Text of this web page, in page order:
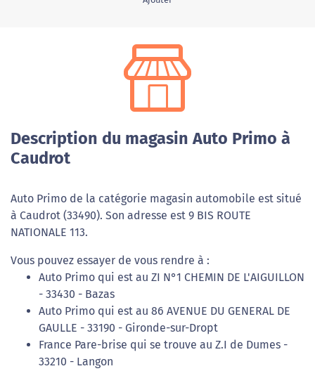
Description du magasin Auto Primo à
Caudrot
Auto Primo de la catégorie magasin automobile est situé
à Caudrot (33490). Son adresse est 9 BIS ROUTE
NATIONALE 113.
Vous pouvez essayer de vous rendre à :
Auto Primo qui est au ZI N°1 CHEMIN DE L'AIGUILLON
- 33430 - Bazas
Auto Primo qui est au 86 AVENUE DU GENERAL DE
GAULLE - 33190 - Gironde-sur-Dropt
France Pare-brise qui se trouve au Z.I de Dumes -
33210 - Langon